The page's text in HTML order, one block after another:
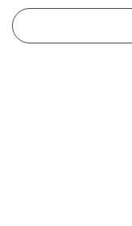
と、周囲は状況が
らいやすい人は、“